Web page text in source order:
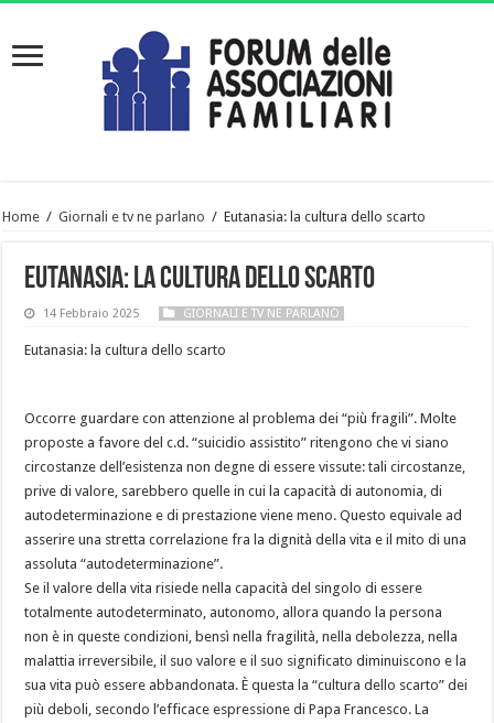
Home / Giornali e tv ne parlano / Eutanasia: la cultura dello scarto
Eutanasia: la cultura dello scarto
14 Febbraio 2025 GIORNALI E TV NE PARLANO
Eutanasia: la cultura dello scarto
Occorre guardare con attenzione al problema dei “più fragili”. Molte
proposte a favore del c.d. “suicidio assistito” ritengono che vi siano
circostanze dell’esistenza non degne di essere vissute: tali circostanze,
prive di valore, sarebbero quelle in cui la capacità di autonomia, di
autodeterminazione e di prestazione viene meno. Questo equivale ad
asserire una stretta correlazione fra la dignità della vita e il mito di una
assoluta “autodeterminazione”.
Se il valore della vita risiede nella capacità del singolo di essere
totalmente autodeterminato, autonomo, allora quando la persona
non è in queste condizioni, bensì nella fragilità, nella debolezza, nella
malattia irreversibile, il suo valore e il suo significato diminuiscono e la
sua vita può essere abbandonata. È questa la “cultura dello scarto” dei
più deboli, secondo l’efficace espressione di Papa Francesco. La